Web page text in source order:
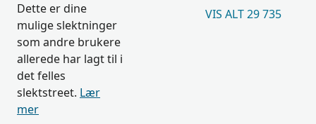
Dette er dine
mulige slektninger
som andre brukere
allerede har lagt til i
det felles
slektstreet. Lær
mer
VIS ALT 29 735